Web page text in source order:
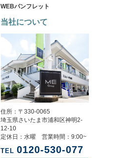
WEBパンフレット
当社について
住所：〒330-0065
埼玉県さいたま市浦和区神明2-
12-10
定休日：水曜 営業時間：9:00~
TEL 0120-530-077